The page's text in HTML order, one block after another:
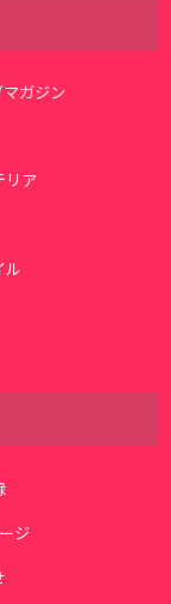
ガジン
リア
ル
ジ